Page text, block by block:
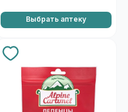
Выбрать аптеку